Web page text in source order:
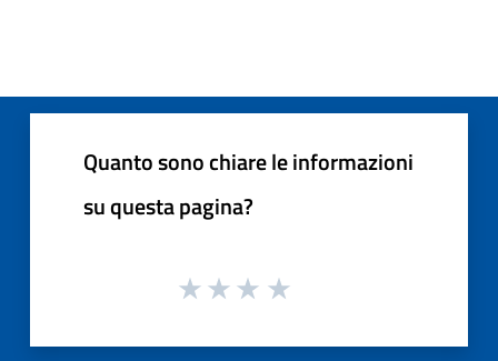
Quanto sono chiare le informazioni
su questa pagina?